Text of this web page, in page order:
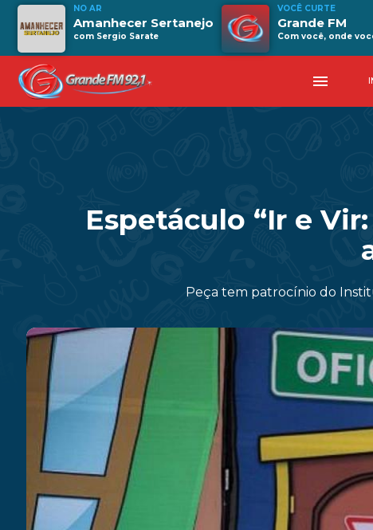
NO AR
Amanhecer Sertanejo
com Sergio Sarate
VOCÊ CURTE
Grande FM
Com você, onde
menu
Espetáculo “Ir e
Peça tem patrocínio do